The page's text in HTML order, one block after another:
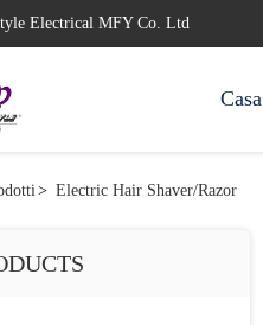
Electrical MFY Co. Ltd
Casa
> Electric Hair Shaver/Razor